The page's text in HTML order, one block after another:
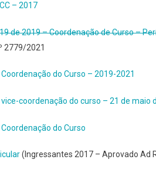
– 2017
de 2019 – Coordenação de Curso –
2779/2021
do Curso – 2019-2021
coordenação do curso – 21 de maio
do Curso
(Ingressantes 2017 – Aprovado Ad